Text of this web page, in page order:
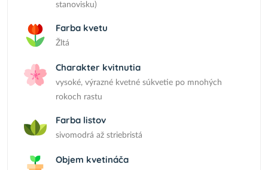
stanovisku)
Farba kvetu
Žltá
Charakter kvitnutia
vysoké, výrazné kvetné súkvetie po mnohých
rokoch rastu
Farba listov
sivomodrá až striebristá
Objem kvetináča